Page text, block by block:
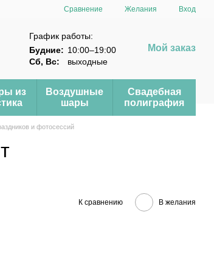
Сравнение Желания Вход
График работы:
Будние: 10:00–19:00
Сб, Вс:
выходные
Мой заказ
из
Воздушные
шары
Свадебная
полиграфия
и фотосессий
К сравнению В желания